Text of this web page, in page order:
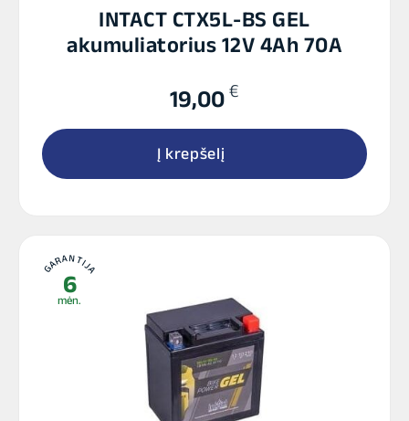
INTACT CTX5L-BS GEL
akumuliatorius 12V 4Ah 70A
19,00 €
Į krepšelį
GARANTIJA
6
mėn.